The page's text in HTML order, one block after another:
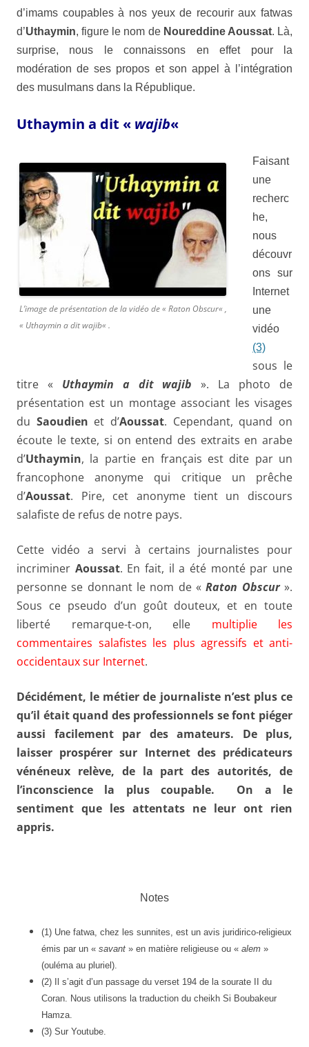
d’imams coupables à nos yeux de recourir aux fatwas
d’Uthaymin, figure le nom de Noureddine Aoussat. Là,
surprise, nous le connaissons en effet pour la
modération de ses propos et son appel à l’intégration
des musulmans dans la République.
Uthaymin a dit « wajib«
L’image de présentation de la vidéo de «Raton Obscur« ,
« Uthaymin a dit wajib« .
Faisant
une
recherc
he,
nous
découvr
ons sur
Internet
une
vidéo
(3)
sous le
titre « Uthaymin a dit wajib ». La photo de
présentation est un montage associant les visages
du Saoudien et d’Aoussat. Cependant, quand on
écoute le texte, si on entend des extraits en arabe
d’Uthaymin, la partie en français est dite par un
francophone anonyme qui critique un prêche
d’Aoussat. Pire, cet anonyme tient un discours
salafiste de refus de notre pays.
Cette vidéo a servi à certains journalistes pour
incriminer Aoussat. En fait, il a été monté par une
personne se donnant le nom de « Raton Obscur ».
Sous ce pseudo d’un goût douteux, et en toute
liberté remarque-t-on, elle multiplie les
commentaires salafistes les plus agressifs et anti-
occidentaux sur Internet.
Décidément, le métier de journaliste n’est plus ce
qu’il était quand des professionnels se font piéger
aussi facilement par des amateurs. De plus,
laisser prospérer sur Internet des prédicateurs
vénéneux relève, de la part des autorités, de
l’inconscience la plus coupable. On a le
sentiment que les attentats ne leur ont rien
appris.
Notes
(1) Une fatwa, chez les sunnites, est un avis juridirico-religieux
émis par un « savant » en matière religieuse ou « alem »
(ouléma au pluriel).
(2) Il s’agit d’un passage du verset 194 de la sourate II du
Coran. Nous utilisons la traduction du cheikh Si Boubakeur
Hamza.
(3) Sur Youtube.